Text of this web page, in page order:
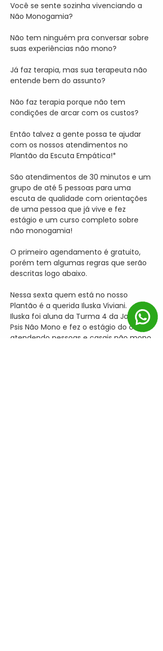
Você se sente sozinha vivenciando a
Não Monogamia?
Não tem ninguém pra conversar sobre
suas experiências não mono?
Já faz terapia, mas sua terapeuta não
entende bem do assunto?
Não faz terapia porque não tem
condições de arcar com os custos?
Então talvez a gente possa te ajudar
com os nossos atendimentos no
Plantão da Escuta Empática!*
São atendimentos de 30 minutos e um
grupo de até 5 pessoas para uma
escuta de qualidade com orientações
de uma pessoa que já vive e fez
estágio e um curso completo sobre
não monogamia!
O primeiro agendamento é gratuito,
porém tem algumas regras que serão
descritas logo abaixo.
Nessa sexta quem está no nosso
Plantão é a querida Iluska Viviani.
Iluska foi aluna da Turma 4 da Jornada
Psis Não Mono e fez o estágio do curso
atendendo pessoas e casais não mono.